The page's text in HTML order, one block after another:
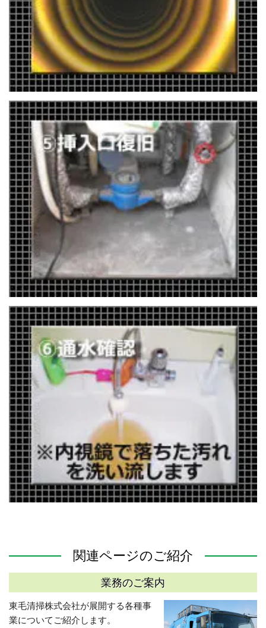
関連ページのご紹介
業務のご案内
東毛清掃株式会社が展開する各種事
業についてご紹介します。